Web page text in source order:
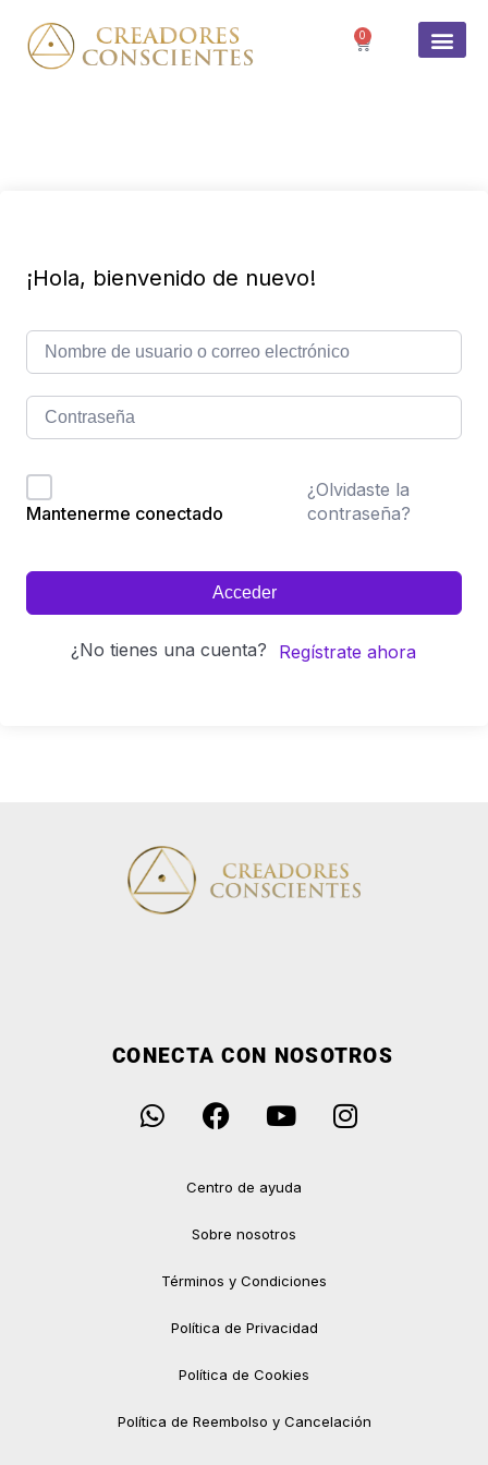
0
¡Hola, bienvenido de nuevo!
Mantenerme conectado
¿Olvidaste la
contraseña?
Acceder
¿No tienes una cuenta? Regístrate ahora
CONECTA CON NOSOTROS
Centro de ayuda
Sobre nosotros
Términos y Condiciones
Política de Privacidad
Política de Cookies
Política de Reembolso y Cancelación